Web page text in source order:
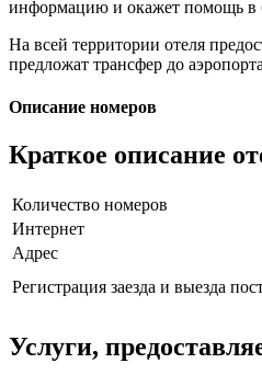
информацию и окажет помощь в
На всей территории отеля
предложат трансфер до
Описание номеров
Краткое описание
Количество номеров
Интернет
Адрес
Регистрация заезда и выезда
Услуги,